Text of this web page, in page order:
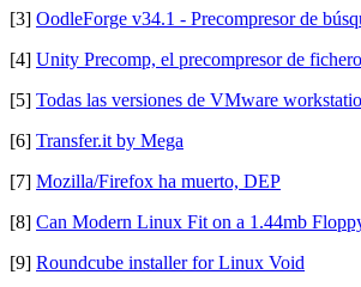
[3] OodleForge v34.1 - Precompresor de
[4] Unity Precomp, el precompresor de
[5] Todas las versiones de VMware
[6] Transfer.it by Mega
[7] Mozilla/Firefox ha muerto, DEP
[8] Can Modern Linux Fit on a 1.44mb
[9] Roundcube installer for Linux Void